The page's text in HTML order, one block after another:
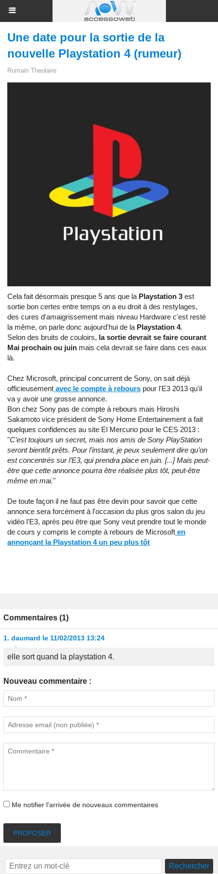
Une date pour la sortie de la
nouvelle Playstation 4 (rumeur)
Romain Theolaire
Cela fait désormais presque 5 ans que la Playstation 3 est
sortie bon certes entre temps on a eu droit à des restylages,
des cures d'amaigrissement mais niveau Hardware c'est resté
la même, on parle donc aujourd'hui de la Playstation 4.
Selon des bruits de couloirs, la sortie devrait se faire courant
Mai prochain ou juin mais cela devrait se faire dans ces eaux
là.
Chez Microsoft, principal concurrent de Sony, on sait déjà
officieusement avec le compte à rebours pour l'E3 2013 qu'il
va y avoir une grosse annonce.
Bon chez Sony pas de compte à rebours mais Hiroshi
Sakamoto vice président de Sony Home Entertainement a fait
quelques confidences au site El Mercurio pour le CES 2013 :
"C’est toujours un secret, mais nos amis de Sony PlayStation
seront bientôt prêts. Pour l’instant, je peux seulement dire qu’on
est concentrés sur l’E3, qui prendra place en juin. [...] Mais peut-
être que cette annonce pourra être réalisée plus tôt, peut-être
même en mai."
De toute façon il ne faut pas être devin pour savoir que cette
annonce sera forcément à l'occasion du plus gros salon du jeu
vidéo l'E3, après peu être que Sony veut prendre tout le monde
de cours y compris le compte à rebours de Microsoft en
annonçant la Playstation 4 un peu plus tôt
Commentaires (1)
1. daumard le 11/02/2013 13:24
elle sort quand la playstation 4.
Nouveau commentaire :
Me notifier l'arrivée de nouveaux commentaires
PROPOSER
Rechercher